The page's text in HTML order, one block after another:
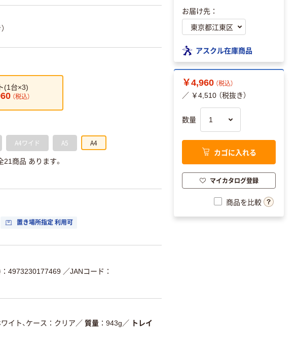
(1台×3)
（税込）
A4ワイド A5 A4
21商品 あります。
置き場所指定 利用可
：4973230177469 ／JANコード：
イト、ケース：クリア ／ 質量 943g ／
トレイ
お届け先：
アスクル在庫商品
￥4,960 （税込）
／ ￥4,510 （税抜き）
数量
カゴに入れる
マイカタログ登録
商品を比較